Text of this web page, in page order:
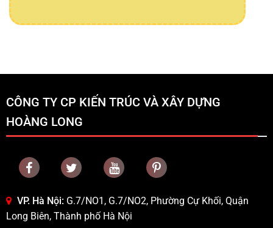
CÔNG TY CP KIẾN TRÚC VÀ XÂY DỰNG
HOÀNG LONG
VP. Hà Nội: G.7/NO1, G.7/NO2, Phường Cự Khối, Quận
Long Biên, Thành phố Hà Nội